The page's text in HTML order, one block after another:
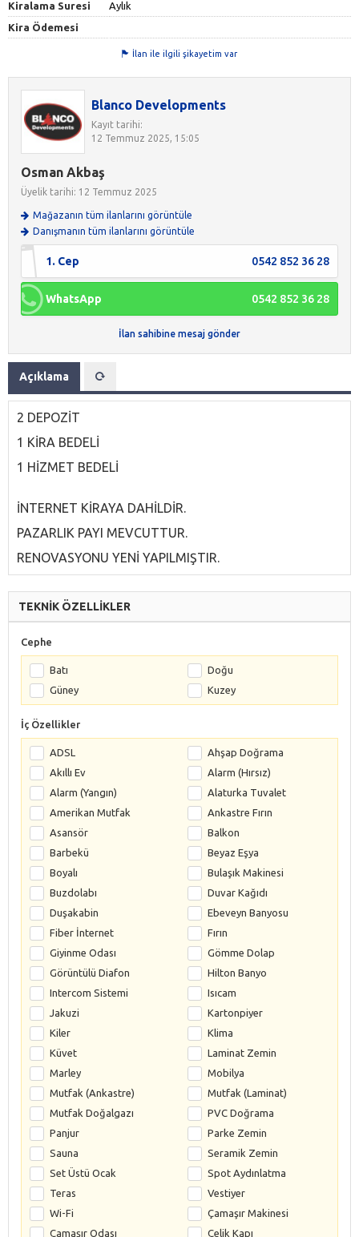
Kiralama Suresi
Aylık
Kira Ödemesi
İlan ile ilgili şikayetim var
Blanco Developments
Kayıt tarihi:
12 Temmuz 2025, 15:05
Osman Akbaş
Üyelik tarihi: 12 Temmuz 2025
Mağazanın tüm ilanlarını görüntüle
Danışmanın tüm ilanlarını görüntüle
1. Cep 0542 852 36 28
WhatsApp 0542 852 36 28
İlan sahibine mesaj gönder
Açıklama
2 DEPOZİT
1 KİRA BEDELİ
1 HİZMET BEDELİ
İNTERNET KİRAYA DAHİLDİR.
PAZARLIK PAYI MEVCUTTUR.
RENOVASYONU YENİ YAPILMIŞTIR.
TEKNİK ÖZELLİKLER
Cephe
Batı
Doğu
Güney
Kuzey
İç Özellikler
ADSL
Ahşap Doğrama
Akıllı Ev
Alarm (Hırsız)
Alarm (Yangın)
Alaturka Tuvalet
Amerikan Mutfak
Ankastre Fırın
Asansör
Balkon
Barbekü
Beyaz Eşya
Boyalı
Bulaşık Makinesi
Buzdolabı
Duvar Kağıdı
Duşakabin
Ebeveyn Banyosu
Fiber İnternet
Fırın
Giyinme Odası
Gömme Dolap
Görüntülü Diafon
Hilton Banyo
Intercom Sistemi
Isıcam
Jakuzi
Kartonpiyer
Kiler
Klima
Küvet
Laminat Zemin
Marley
Mobilya
Mutfak (Ankastre)
Mutfak (Laminat)
Mutfak Doğalgazı
PVC Doğrama
Panjur
Parke Zemin
Sauna
Seramik Zemin
Set Üstü Ocak
Spot Aydınlatma
Teras
Vestiyer
Wi-Fi
Çamaşır Makinesi
Çamaşır Odası
Çelik Kapı